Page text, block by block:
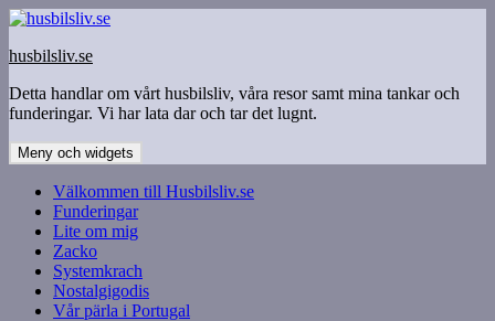
Hoppa
innehåll
husbilsliv.se
Detta handlar om vårt husbilsliv, våra resor samt mina tankar och
funderingar. Vi har lata dar och tar det lugnt.
Meny och widgets
Välkommen till Husbilsliv.se
Funderingar
Lite om mig
Zacko
Systemkrach
Nostalgigodis
Vår pärla i Portugal